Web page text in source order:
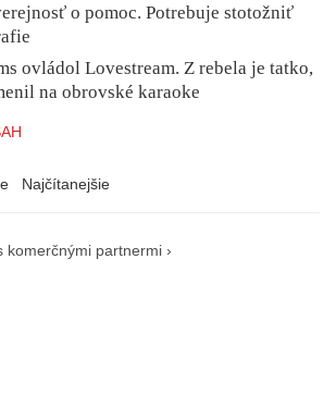
o pomoc. Potrebuje stotožniť
ovládol Lovestream. Z rebela je tatko,
na obrovské karaoke
Najčítanejšie
komerčnými partnermi ›